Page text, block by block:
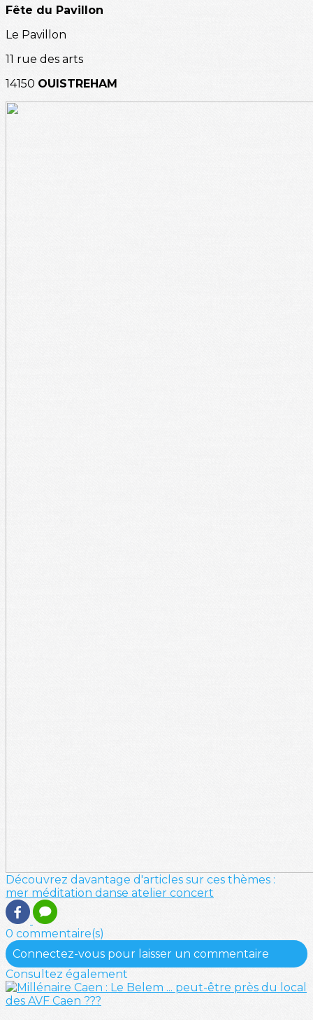
Fête du Pavillon
Le Pavillon
11 rue des arts
14150 OUISTREHAM
Découvrez davantage d'articles sur ces thèmes :
mer méditation danse atelier concert
0 commentaire(s)
Connectez-vous pour laisser un commentaire
Consultez également